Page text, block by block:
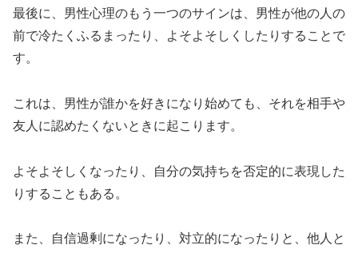
最後に、男性心理のもう一つのサインは、男性が他の人の
前で冷たくふるまったり、よそよそしくしたりすることで
す。
これは、男性が誰かを好きになり始めても、それを相手や
友人に認めたくないときに起こります。
よそよそしくなったり、自分の気持ちを否定的に表現した
りすることもある。
また、自信過剰になったり、対立的になったりと、他人と